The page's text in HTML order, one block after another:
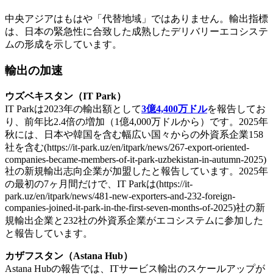
中央アジアはもはや「代替地域」ではありません。輸出指標
は、日本の緊急性に合致した成熟したデリバリーエコシステ
ムの形成を示しています。
輸出の加速
ウズベキスタン（IT Park）
IT Parkは2023年の輸出額として3億4,400万ドルを報告してお
り、前年比2.4倍の増加（1億4,000万ドルから）です。2025年
秋には、日本や韓国を含む幅広い国々からの外資系企業158
社を含む(https://it-park.uz/en/itpark/news/267-export-oriented-
companies-became-members-of-it-park-uzbekistan-in-autumn-2025)
社の新規輸出志向企業が加盟したと報告しています。2025年
の最初の7ヶ月間だけで、IT Parkは(https://it-
park.uz/en/itpark/news/481-new-exporters-and-232-foreign-
companies-joined-it-park-in-the-first-seven-months-of-2025)社の新
規輸出企業と232社の外資系企業がエコシステムに参加した
と報告しています。
カザフスタン（Astana Hub）
Astana Hubの報告では、ITサービス輸出のスケールアップが